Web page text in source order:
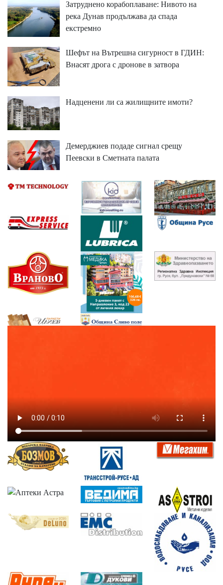
Затруднено корабоплаване: Нивото на
река Дунав продължава да спада
екстремно
Шефът на Вътрешна сигурност в ГДИН:
Внасят дрога с дронове в затвора
Надценени ли са жилищните имоти?
Демерджиев подаде сигнал срещу
Пеевски в Сметната палата